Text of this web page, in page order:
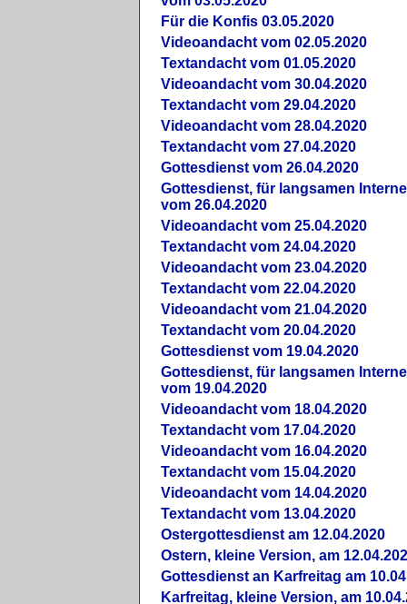
Für die Konfis 03.05.2020
Videoandacht vom 02.05.2020
Textandacht vom 01.05.2020
Videoandacht vom 30.04.2020
Textandacht vom 29.04.2020
Videoandacht vom 28.04.2020
Textandacht vom 27.04.2020
Gottesdienst vom 26.04.2020
Gottesdienst, für langsamen
vom 26.04.2020
Videoandacht vom 25.04.2020
Textandacht vom 24.04.2020
Videoandacht vom 23.04.2020
Textandacht vom 22.04.2020
Videoandacht vom 21.04.2020
Textandacht vom 20.04.2020
Gottesdienst vom 19.04.2020
Gottesdienst, für langsamen
vom 19.04.2020
Videoandacht vom 18.04.2020
Textandacht vom 17.04.2020
Videoandacht vom 16.04.2020
Textandacht vom 15.04.2020
Videoandacht vom 14.04.2020
Textandacht vom 13.04.2020
Ostergottesdienst am 12.04.2020
Ostern, kleine Version, am
Gottesdienst an Karfreitag am
Karfreitag, kleine Version, am